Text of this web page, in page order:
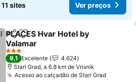
11 sites Ver preços
PartilharAdicionar aos favoritos
PLACES Hvar Hotel by
Valamar
Ver preços
3 Estrelas
9,1 Excelente
4.624
Stari Grad, a 6.8 km de Vrisnik
Acesso ao calçadão de Stari GradVer